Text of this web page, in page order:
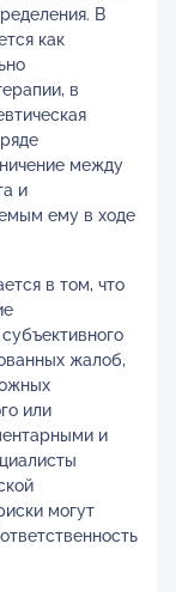
В
как
в
между
и
ему в ходе
в том, что
жалоб,
или
и
могут